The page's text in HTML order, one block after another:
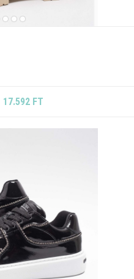
17.592 FT